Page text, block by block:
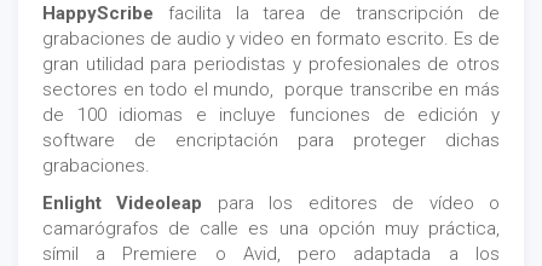
HappyScribe facilita la tarea de transcripción de
grabaciones de audio y video en formato escrito. Es de
gran utilidad para periodistas y profesionales de otros
sectores en todo el mundo, porque transcribe en más
de 100 idiomas e incluye funciones de edición y
software de encriptación para proteger dichas
grabaciones.
Enlight Videoleap para los editores de vídeo o
camarógrafos de calle es una opción muy práctica,
símil a Premiere o Avid, pero adaptada a los